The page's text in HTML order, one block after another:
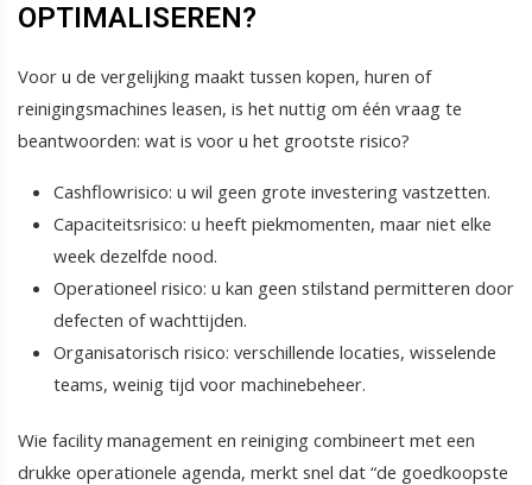
OPTIMALISEREN?
Voor u de vergelijking maakt tussen kopen, huren of
reinigingsmachines leasen, is het nuttig om één vraag te
beantwoorden: wat is voor u het grootste risico?
Cashflowrisico: u wil geen grote investering vastzetten.
Capaciteitsrisico: u heeft piekmomenten, maar niet elke
week dezelfde nood.
Operationeel risico: u kan geen stilstand permitteren door
defecten of wachttijden.
Organisatorisch risico: verschillende locaties, wisselende
teams, weinig tijd voor machinebeheer.
Wie facility management en reiniging combineert met een
drukke operationele agenda, merkt snel dat “de goedkoopste